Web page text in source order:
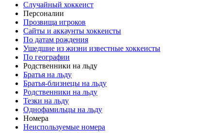
Случайный хоккеист
Персоналии
Прозвища игроков
Сайты и аккаунты хоккеисты
По датам рождения
Ушедшие из жизни известные хоккеисты
По географии
Родственники на льду
Братья на льду
Братья-близнецы на льду
Родственники на льду
Тезки на льду
Однофамильцы на льду
Номера
Неиспользуемые номера